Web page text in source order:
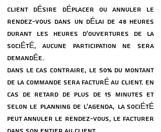
CLIENT DÉSIRE DÉPLACER OU ANNULER LE
RENDEZ-VOUS DANS UN DÉLAI DE 48 HEURES
DURANT LES HEURES D’OUVERTURES DE LA
SOCIÉTÉ, AUCUNE PARTICIPATION NE SERA
DEMANDÉE.
DANS LE CAS CONTRAIRE, LE 50% DU MONTANT
DE LA COMMANDE SERA FACTURÉ AU CLIENT. EN
CAS DE RETARD DE PLUS DE 15 MINUTES ET
SELON LE PLANNING DE L’AGENDA, LA SOCIÉTÉ
PEUT ANNULER LE RENDEZ-VOUS, LE FACTURER